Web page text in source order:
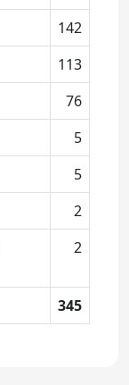
142
113
76
5
5
2
2
345